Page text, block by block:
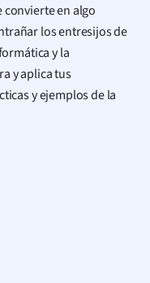
convierte en algo
los entresijos de
y la
y aplica tus
y ejemplos de la